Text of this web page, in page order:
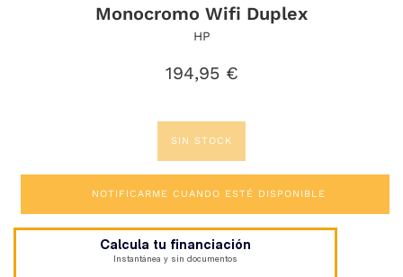
Monocromo Wifi Duplex
HP
Precio
194,95 €
SIN STOCK
NOTIFICARME CUANDO ESTÉ DISPONIBLE